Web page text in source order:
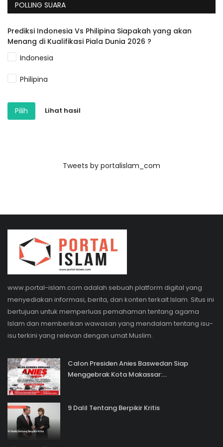
POLLING SUARA
Prediksi Indonesia Vs Philipina Siapakah yang akan
Menang di Kualifikasi Piala Dunia 2026 ?
Indonesia
Philipina
Pilih Lihat hasil
Tweets by portalislam_com
www.portal-islam.com adalah sebuah platform digital yang
menyediakan informasi, berita, dan konten terkait Islam. Situs ini
bertujuan untuk memperluas pemahaman tentang agama
Islam dan memberikan wawasan yang mendalam tentang isu-
isu terkini yang relevan dengan umat Muslim.
Calon Presiden Anies Baswedan Siap
Menggebrak Kota Makassar:...
9 Dalil Tentang Berpikir Kritis